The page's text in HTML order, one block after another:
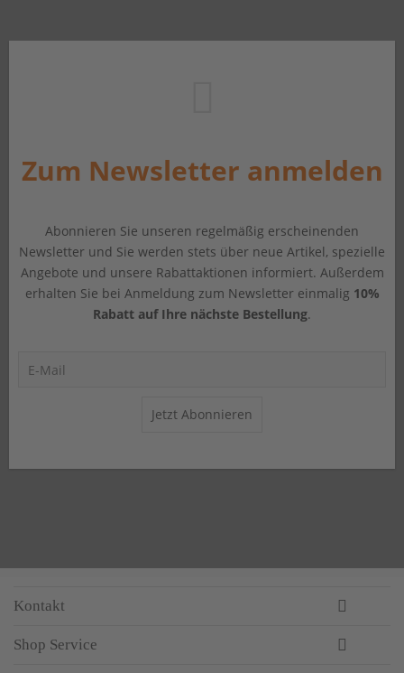
Zum Newsletter anmelden
Abonnieren Sie unseren regelmäßig erscheinenden
Newsletter und Sie werden stets über neue Artikel, spezielle
Angebote und unsere Rabattaktionen informiert. Außerdem
erhalten Sie bei Anmeldung zum Newsletter einmalig 10%
Rabatt auf Ihre nächste Bestellung.
Jetzt Abonnieren
Kontakt
Shop Service